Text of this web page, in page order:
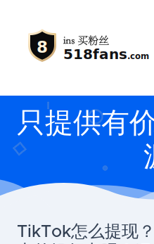
只提供有
TikTok怎么提现